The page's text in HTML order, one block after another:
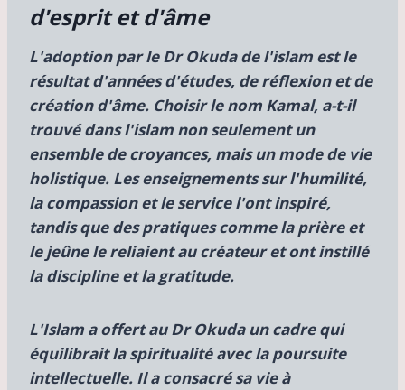
d'esprit et d'âme
L'adoption par le Dr Okuda de l'islam est le
résultat d'années d'études, de réflexion et de
création d'âme. Choisir le nom Kamal, a-t-il
trouvé dans l'islam non seulement un
ensemble de croyances, mais un mode de vie
holistique. Les enseignements sur l'humilité,
la compassion et le service l'ont inspiré,
tandis que des pratiques comme la prière et
le jeûne le reliaient au créateur et ont instillé
la discipline et la gratitude.
L'Islam a offert au Dr Okuda un cadre qui
équilibrait la spiritualité avec la poursuite
intellectuelle. Il a consacré sa vie à